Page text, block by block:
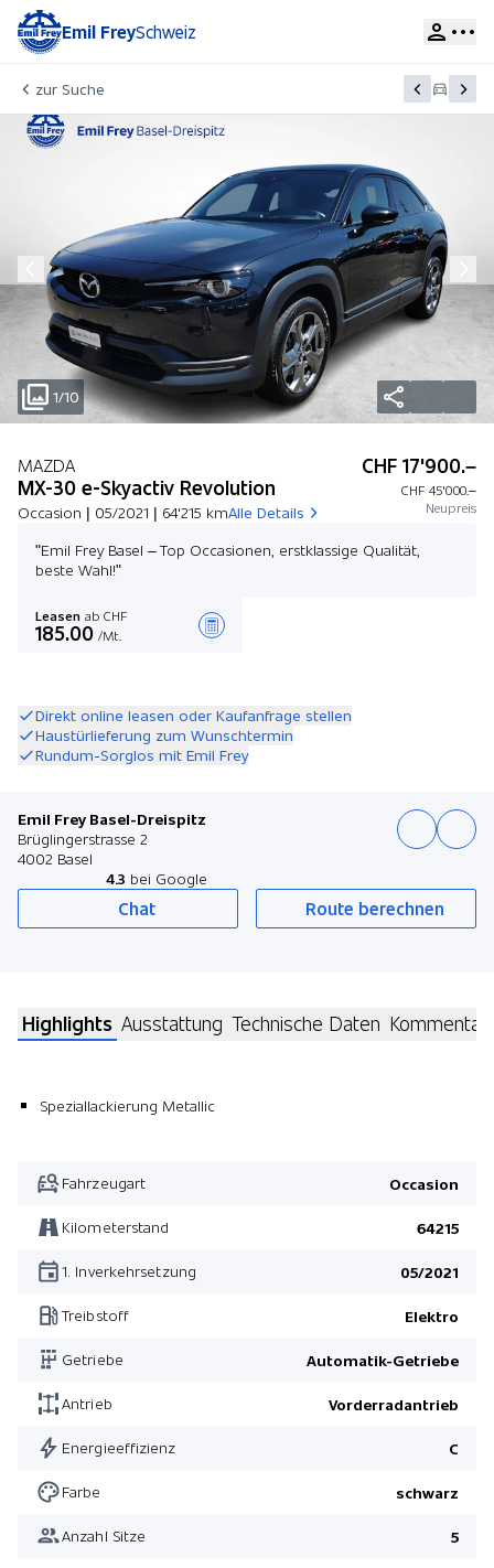
Emil FreySchweiz
zur Suche
1/10
MAZDA
MX-30 e-Skyactiv Revolution
Occasion | 05/2021 | 64'215 kmAlle Details
CHF 17'900.–
CHF 45'000.–
Neupreis
"Emil Frey Basel – Top Occasionen, erstklassige Qualität,
beste Wahl!"
Leasen ab CHF
185.00 /Mt.
Direkt online leasen oder Kaufanfrage stellen
Haustürlieferung zum Wunschtermin
Rundum-Sorglos mit Emil Frey
Emil Frey Basel-Dreispitz
Brüglingerstrasse 2
4002 Basel
4.3 bei Google
Chat Route berechnen
Highlights Ausstattung Technische Daten Kommentar
Speziallackierung Metallic
Fahrzeugart Occasion
Kilometerstand 64215
1. Inverkehrsetzung 05/2021
Treibstoff Elektro
Getriebe Automatik-Getriebe
Antrieb Vorderradantrieb
Energieeffizienz C
Farbe schwarz
Anzahl Sitze 5